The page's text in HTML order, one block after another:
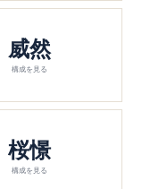
威然
構成を見る
桜憬
構成を見る